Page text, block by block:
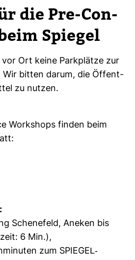
die Pre-​Con­
Spiegel
Ort keine Park­plätze zur
Wir bitten darum, die Öffent­
zu nutzen.
Work­shops finden beim
Sche­ne­feld, Aneken bis
6 Min.),
zum SPIEGEL-​